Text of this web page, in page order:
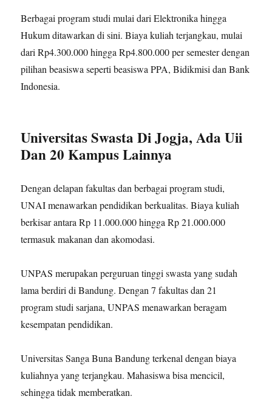
Berbagai program studi mulai dari Elektronika hingga
Hukum ditawarkan di sini. Biaya kuliah terjangkau, mulai
dari Rp4.300.000 hingga Rp4.800.000 per semester dengan
pilihan beasiswa seperti beasiswa PPA, Bidikmisi dan Bank
Indonesia.
Universitas Swasta Di Jogja, Ada Uii
Dan 20 Kampus Lainnya
Dengan delapan fakultas dan berbagai program studi,
UNAI menawarkan pendidikan berkualitas. Biaya kuliah
berkisar antara Rp 11.000.000 hingga Rp 21.000.000
termasuk makanan dan akomodasi.
UNPAS merupakan perguruan tinggi swasta yang sudah
lama berdiri di Bandung. Dengan 7 fakultas dan 21
program studi sarjana, UNPAS menawarkan beragam
kesempatan pendidikan.
Universitas Sanga Buna Bandung terkenal dengan biaya
kuliahnya yang terjangkau. Mahasiswa bisa mencicil,
sehingga tidak memberatkan.